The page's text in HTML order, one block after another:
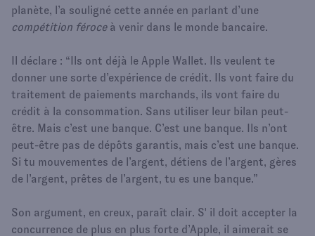
planète, l’a souligné cette année en parlant d’une
compétition féroceà venir dans le monde bancaire.
Il déclare : “Ils ont déjà le Apple Wallet. Ils veulent te
donner une sorte d’expérience de crédit. Ils vont faire du
traitement de paiements marchands, ils vont faire du
crédit à la consommation. Sans utiliser leur bilan peut-
être. Mais c’est une banque. C’est une banque. Ils n’ont
peut-être pas de dépôts garantis, mais c’est une banque.
Si tu mouvementes de l’argent, détiens de l’argent, gères
de l’argent, prêtes de l’argent, tu es une banque.”
Son argument, en creux, paraît clair. S' il doit accepter la
concurrence de plus en plus forte d’Apple, il aimerait se